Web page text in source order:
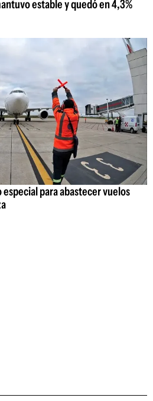
estable y quedó en 4,3%
para abastecer vuelos